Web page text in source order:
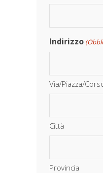
Indirizzo
Via/Piazza/
Città
Provincia